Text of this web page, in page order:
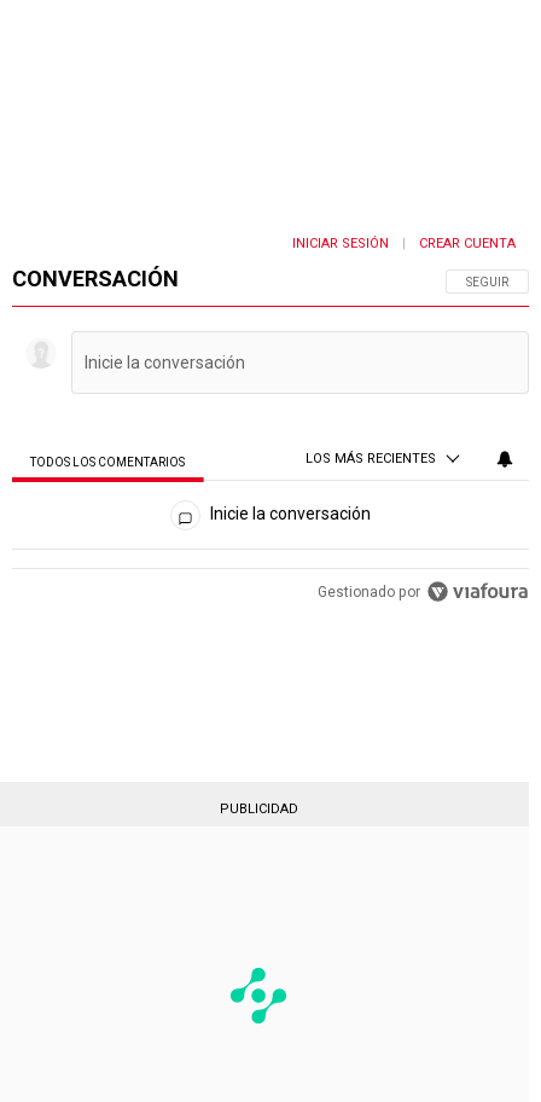
CONVERSACIÓN SIGA ESTA
SEGUIR
INICIAR SESIÓN CREAR CUENTA
TODOS LOS COMENTARIOS LOS MÁS RECIENTES
Todos los comentarios
Inicie la conversación
PUBLICIDAD